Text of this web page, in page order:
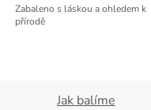
Zabaleno s láskou a ohledem k
přírodě
Jak balíme